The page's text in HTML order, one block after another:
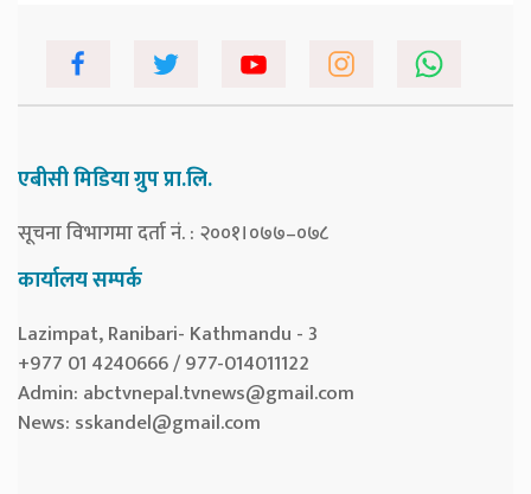
एबीसी मिडिया ग्रुप प्रा.लि.
सूचना विभागमा दर्ता नं. : २००१।०७७–०७८
कार्यालय सम्पर्क
Lazimpat, Ranibari- Kathmandu - 3
+977 01 4240666 / 977-014011122
Admin: abctvnepal.tvnews@gmail.com
News: sskandel@gmail.com